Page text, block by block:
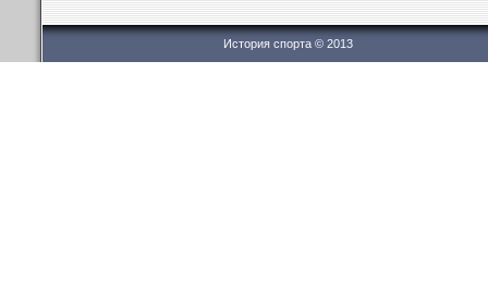
История спорта © 2013